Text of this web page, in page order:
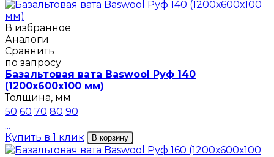
В избранное
Аналоги
Сравнить
по запросу
Базальтовая вата Baswool Руф 140
(1200х600х100 мм)
Толщина, мм
50 60 70 80 90
...
Купить в 1 клик
В корзину